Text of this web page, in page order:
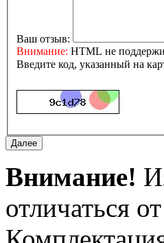
Ваш отзыв:
Внимание: HTML не
Введите код, указанный на
Внимание!
отличаться